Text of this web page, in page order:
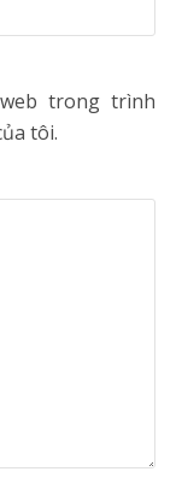
trong trình
tôi.